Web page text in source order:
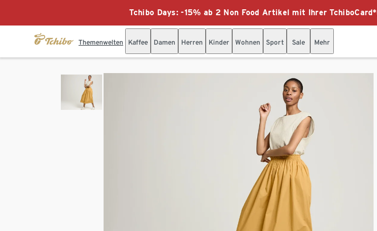
Tchibo Days: -15% ab 2 Non Food Artikel mit Ihrer TchiboCard*
Themenwelten Kaffee Damen Herren Kinder Wohnen Sport Sale Mehr